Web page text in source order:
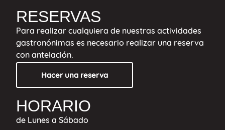
RESERVAS
Para realizar cualquiera de nuestras actividades
gastronónimas es necesario realizar una reserva
con antelación.
Hacer una reserva
HORARIO
de Lunes a Sábado